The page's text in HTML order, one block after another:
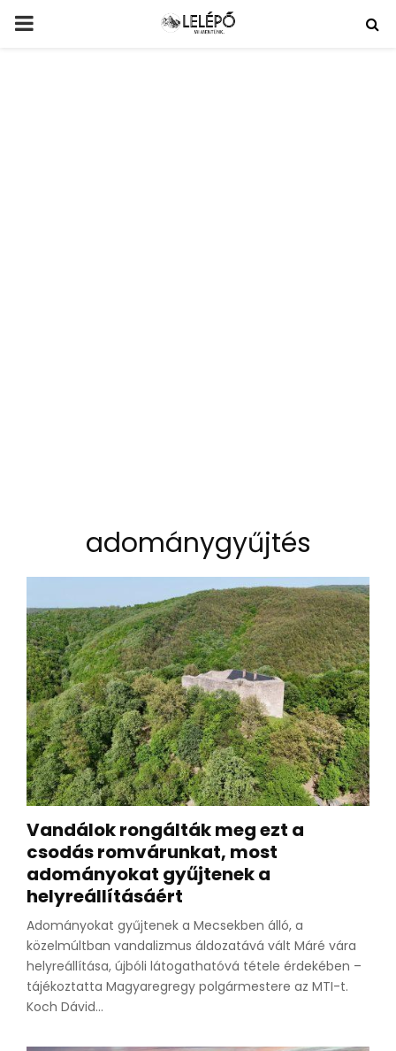
PRIMARY
adománygyűjtés
Vandálok rongálták meg ezt a
csodás romvárunkat, most
adományokat gyűjtenek a
helyreállításáért
Adományokat gyűjtenek a Mecsekben álló, a
közelmúltban vandalizmus áldozatává vált Máré vára
helyreállítása, újbóli látogathatóvá tétele érdekében –
tájékoztatta Magyaregregy polgármestere az MTI-t.
Koch Dávid...